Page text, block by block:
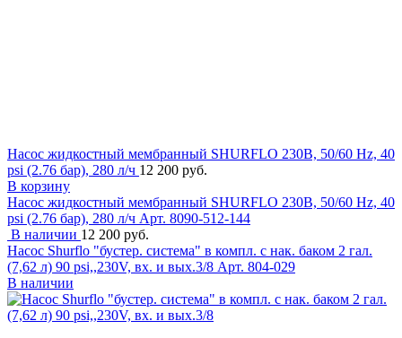
Насос жидкостный мембранный SHURFLO 230В, 50/60 Hz, 40
psi (2.76 бар), 280 л/ч 12 200 руб.
В корзину
Насос жидкостный мембранный SHURFLO 230В, 50/60 Hz, 40
psi (2.76 бар), 280 л/ч Арт. 8090-512-144
В наличии 12 200 руб.
Насос Shurflo "бустер. система" в компл. с нак. баком 2 гал.
(7,62 л) 90 psi,,230V, вх. и вых.3/8 Арт. 804-029
В наличии